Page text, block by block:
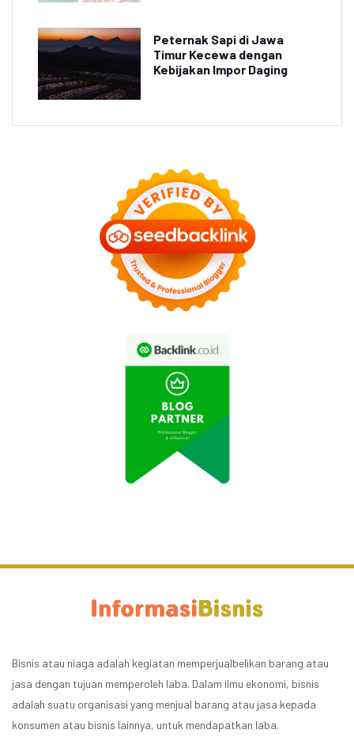
Peternak Sapi di Jawa
Timur Kecewa dengan
Kebijakan Impor Daging
Bisnis atau niaga adalah kegiatan memperjualbelikan barang atau
jasa dengan tujuan memperoleh laba. Dalam ilmu ekonomi, bisnis
adalah suatu organisasi yang menjual barang atau jasa kepada
konsumen atau bisnis lainnya, untuk mendapatkan laba.